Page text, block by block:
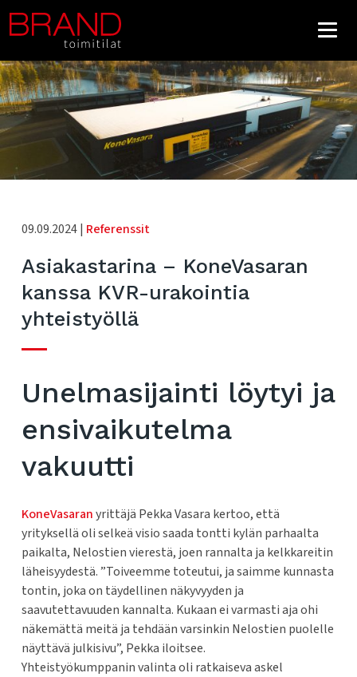
09.09.2024 | Referenssit
Asiakastarina – KoneVasaran
kanssa KVR-urakointia
yhteistyöllä
Unelmasijainti löytyi ja
ensivaikutelma
vakuutti
KoneVasaranyrittäjä Pekka Vasara kertoo, että
yrityksellä oli selkeä visio saada tontti kylän parhaalta
paikalta, Nelostien vierestä, joen rannalta ja kelkkareitin
läheisyydestä. ”Toiveemme toteutui, ja saimme kunnasta
tontin, joka on täydellinen näkyvyyden ja
saavutettavuuden kannalta. Kukaan ei varmasti aja ohi
näkemättä meitä ja tehdään varsinkin Nelostien puolelle
näyttävä julkisivu”, Pekka iloitsee.
Yhteistyökumppanin valinta oli ratkaiseva askel